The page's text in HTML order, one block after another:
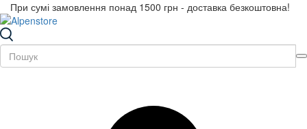
При сумі замовлення понад 1500 грн - доставка безкоштовна!